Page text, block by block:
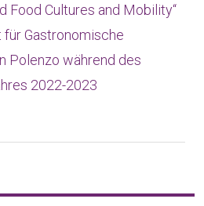
Food Cultures and Mobility“
für Gastronomische
Polenzo während des
2022-2023